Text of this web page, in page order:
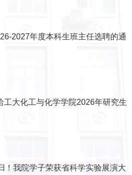
2027年度本科生班主任选聘的通
工大化工与化学学院2026年研究生
！我院学子荣获省科学实验展演大